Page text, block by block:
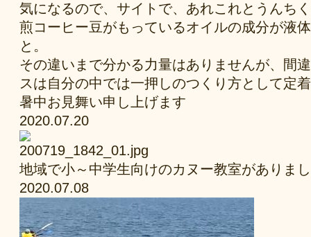
気になるので、サイトで、あれこれとうんち
煎コーヒー豆がもっているオイルの成分が液
と。
その違いまで分かる力量はありませんが、間
スは自分の中では一押しのつくり方として定
暑中お見舞い申し上げます
2020.07.20
地域で小～中学生向けのカヌー教室がありま
2020.07.08